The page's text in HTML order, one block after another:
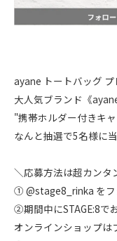
ayane トートバッグ
大人気ブランド《
"携帯ホルダー付きキ
なんと抽選で5名様に
＼応募方法は超カンタ
① @stage8_rinka をフ
②期間中にSTAGE:8で
オンラインショップは